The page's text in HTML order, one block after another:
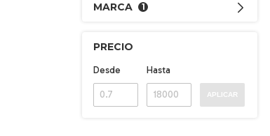
MARCA 1
PRECIO
Desde Hasta
APLICAR